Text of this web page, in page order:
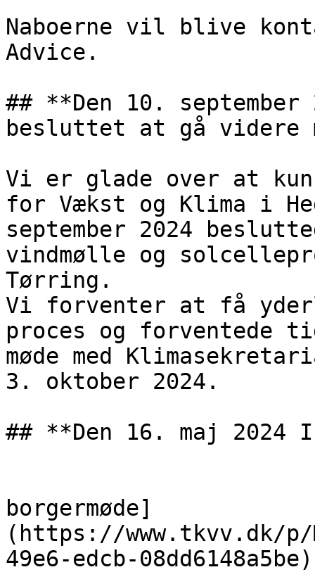
Naboerne vil blive
Advice.
## **Den 10. september
besluttet at gå videre
Vi er glade over at
for Vækst og Klima i
september 2024
vindmølle og
Tørring.
Vi forventer at få
proces og
møde med
3. oktober 2024.
## **Den 16. maj
borgermøde]
(https://www.tkvv.dk/p/
49e6-edcb-08dd6148a5be)